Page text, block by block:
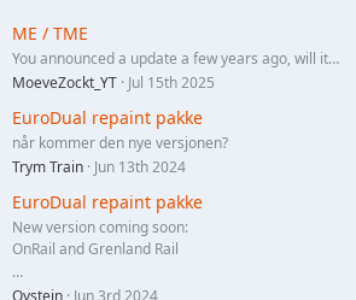
ME / TME
You announced a update a few years ago, will it…
MoeveZockt_YT Jul 15th 2025
EuroDual repaint pakke
når kommer den nye versjonen?
Trym Train Jun 13th 2024
EuroDual repaint pakke
New version coming soon:
OnRail and Grenland Rail
…